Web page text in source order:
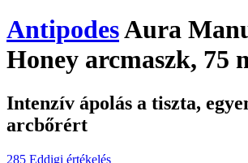
AntipodesAura
Honey arcmaszk, 75
Intenzív ápolás a tiszta,
arcbőrért
285 Eddigi értékelés